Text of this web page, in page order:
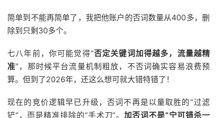
简单到不能再简单了，我把他账户的否词数量从400多，删
除到只剩30多个。
七八年前，你可能觉得“否定关键词加得越多，流量越精
准”，那时候平台流量机制粗放，不否词确实容易浪费预
算。但到了2026年，还这么想可就大错特错了！
现在的竞价逻辑早已升级，否词不再是以量取胜的“过滤
铲”，而是精准排除的“手术刀”。加否词不是“宁可错杀一